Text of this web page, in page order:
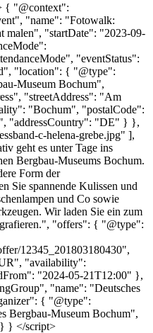
{ "@context":
"name": "Fotowalk:
malen", "startDate": "2023-09-
"eventStatus":
"location": { "@type":
Museum Bochum",
"streetAddress": "Am
"Bochum", "postalCode":
"addressCountry": "DE" } },
c-helena-grebe.jpg" ],
geht es unter Tage ins
Bergbau-Museums Bochum.
Form der
Sie spannende Kulissen und
und Co sowie
Wir laden Sie ein zum
"offers": { "@type":
12345_201803180430",
"availability":
"2024-05-21T12:00" },
"name": "Deutsches
{ "@type":
Bergbau-Museum Bochum",
} </script>